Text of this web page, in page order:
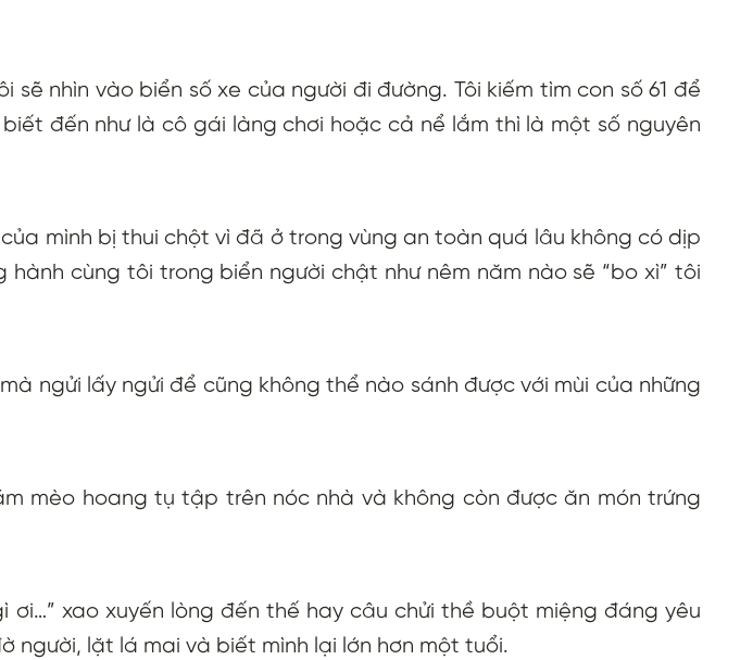
nhìn vào biển số xe của người đi đường. Tôi kiếm tìm con số 61 để
đến như là cô gái làng chơi hoặc cả nể lắm thì là một số nguyên
mình bị thui chột vì đã ở trong vùng an toàn quá lâu không có dịp
cùng tôi trong biển người chật như nêm năm nào sẽ “bo xì” tôi
ngửi lấy ngửi để cũng không thể nào sánh được với mùi của những
mèo hoang tụ tập trên nóc nhà và không còn được ăn món trứng
xao xuyến lòng đến thế hay câu chửi thề buột miệng đáng yêu
người, lặt lá mai và biết mình lại lớn hơn một tuổi.